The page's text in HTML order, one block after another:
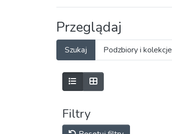
Przeglądaj
Szukaj Podzbiory i kolekcje
Filtry